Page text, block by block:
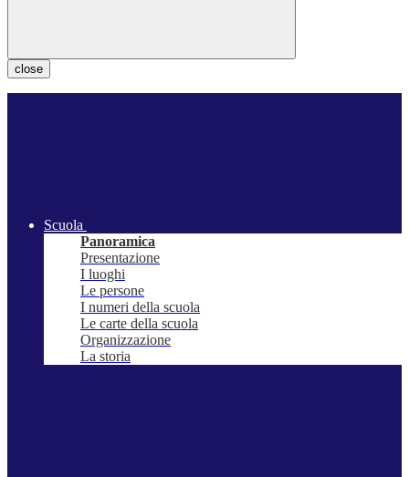
close
Scuola
Panoramica
Presentazione
I luoghi
Le persone
I numeri della scuola
Le carte della scuola
Organizzazione
La storia